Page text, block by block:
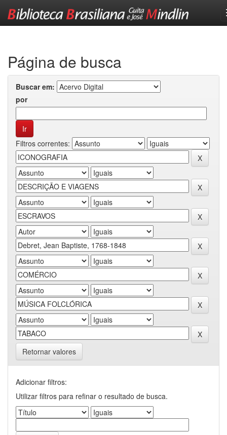
Página de busca
Buscar em:
por
Filtros correntes:
Retornar valores
Adicionar filtros:
Utilizar filtros para refinar o resultado de busca.